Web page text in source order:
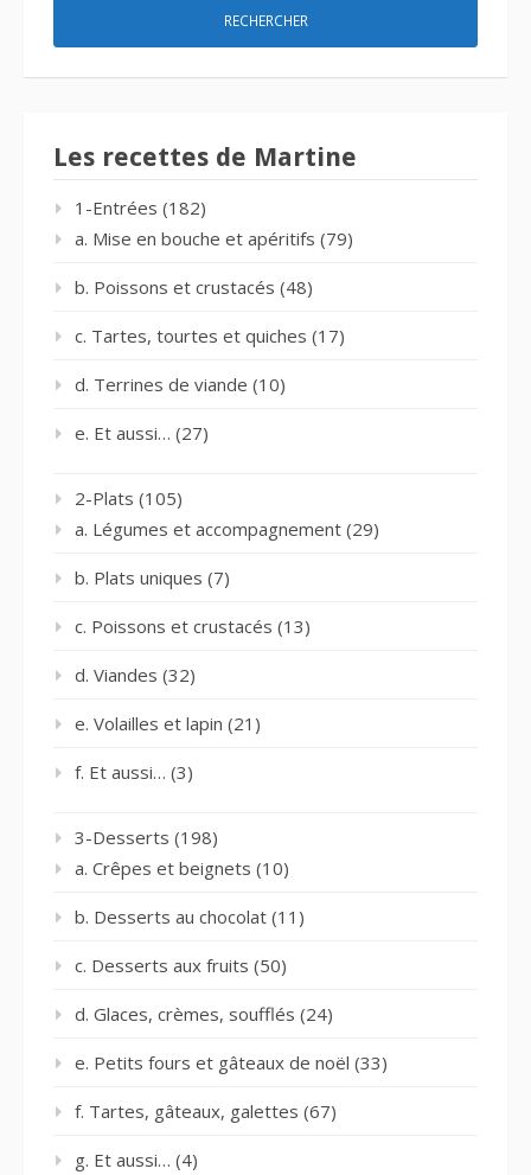
Les recettes de Martine
1-Entrées (182)
a. Mise en bouche et apéritifs (79)
b. Poissons et crustacés (48)
c. Tartes, tourtes et quiches (17)
d. Terrines de viande (10)
e. Et aussi… (27)
2-Plats (105)
a. Légumes et accompagnement (29)
b. Plats uniques (7)
c. Poissons et crustacés (13)
d. Viandes (32)
e. Volailles et lapin (21)
f. Et aussi… (3)
3-Desserts (198)
a. Crêpes et beignets (10)
b. Desserts au chocolat (11)
c. Desserts aux fruits (50)
d. Glaces, crèmes, soufflés (24)
e. Petits fours et gâteaux de noël (33)
f. Tartes, gâteaux, galettes (67)
g. Et aussi… (4)